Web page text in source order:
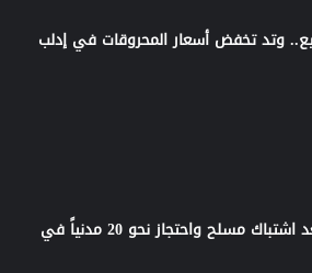
وتد تخفض أسعار المحروقات في إدلب
القبض على مطلوب بعد اشتباك مسلح واحتجاز نحو 20 مدنياً في